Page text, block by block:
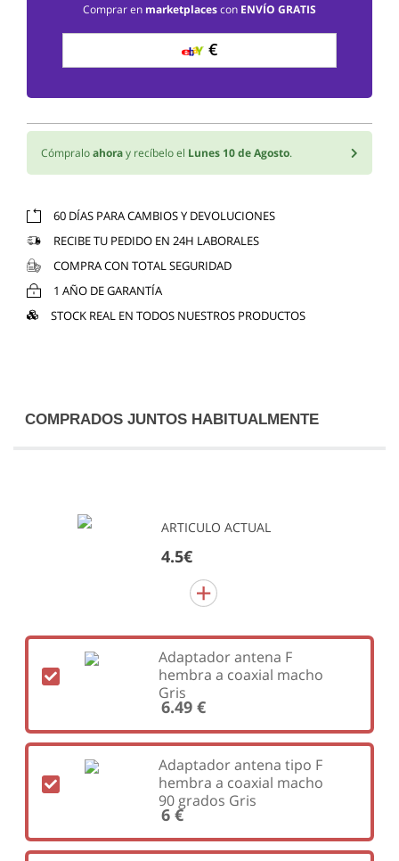
Comprar en marketplacescon ENVÍO GRATIS
€
Cómpraloahoray recíbelo el Lunes 10 de Agosto.
60 DÍAS PARA CAMBIOS Y DEVOLUCIONES
RECIBE TU PEDIDO EN 24H LABORALES
COMPRA CON TOTAL SEGURIDAD
1 AÑO DE GARANTÍA
STOCK REAL EN TODOS NUESTROS PRODUCTOS
COMPRADOS JUNTOS HABITUALMENTE
ARTICULO ACTUAL
4.5€
Adaptador antena F
hembra a coaxial macho
Gris
6.49 €
Adaptador antena tipo F
hembra a coaxial macho
90 grados Gris
6 €